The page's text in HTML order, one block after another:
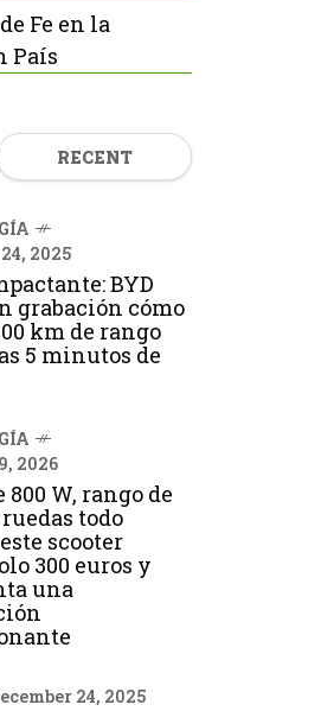
Fe en la
País
RECENT
2025
BYD
grabación cómo
km de rango
5 minutos de
2026
800 W, rango de
todo
scooter
300 euros y
una
24, 2025